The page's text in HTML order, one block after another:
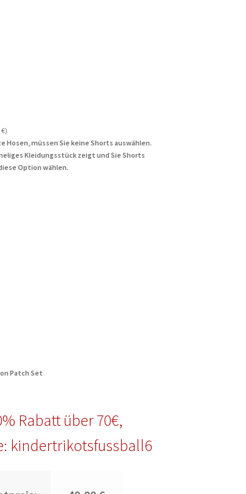
€)
Hosen, müssen Sie keine Shorts auswählen.
Kleidungsstück zeigt und Sie Shorts
Option wählen.
Patch Set
Rabatt über 70€,
kindertrikotsfussball6